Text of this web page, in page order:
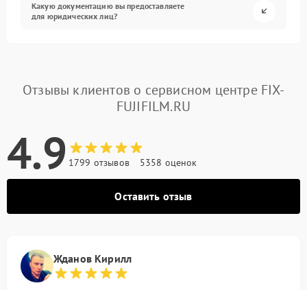
Какую документацию вы предоставляете
для юридических лиц?
Отзывы клиентов о сервисном центре FIX-
FUJIFILM.RU
4.9 1799 отзывов 5358 оценок
Оставить отзыв
Жданов Кирилл